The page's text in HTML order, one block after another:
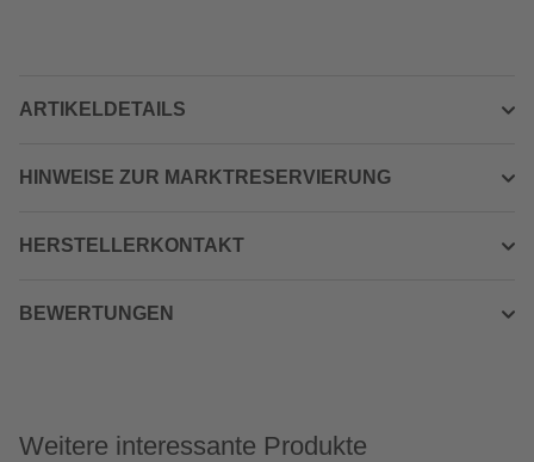
ARTIKELDETAILS
HINWEISE ZUR MARKTRESERVIERUNG
HERSTELLERKONTAKT
BEWERTUNGEN
Weitere interessante Produkte